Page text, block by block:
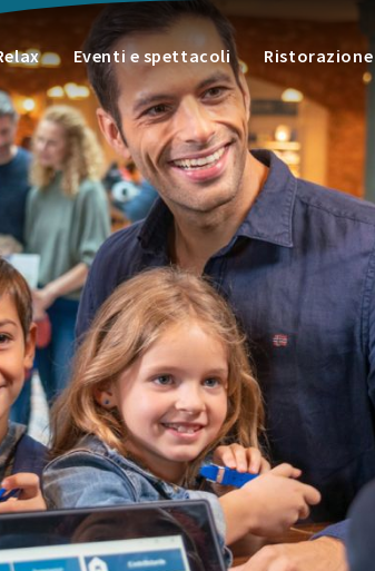
Eventi e spettacoli Ristorazione